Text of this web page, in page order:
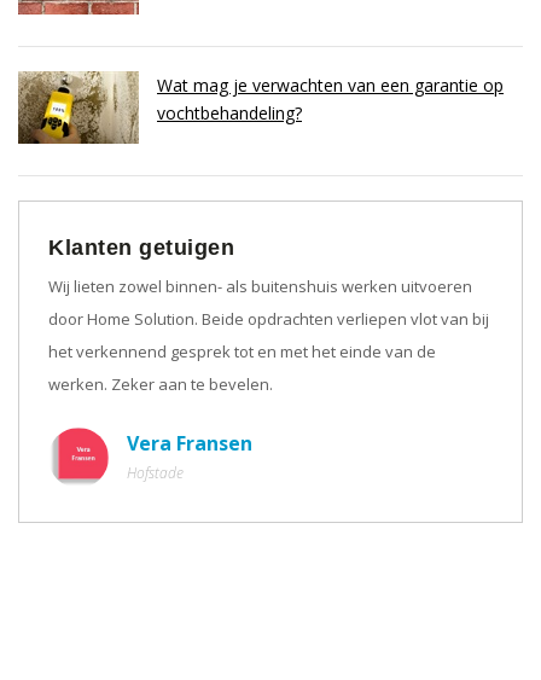
Wat mag je verwachten van een garantie op
vochtbehandeling?
Klanten getuigen
Wij lieten zowel binnen- als buitenshuis werken uitvoeren
door Home Solution. Beide opdrachten verliepen vlot van bij
het verkennend gesprek tot en met het einde van de
werken. Zeker aan te bevelen.
Vera Fransen
Hofstade